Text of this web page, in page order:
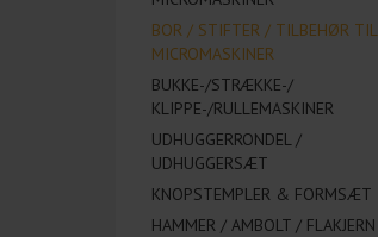
BOR / STIFTER / TILBEHØR TIL
MICROMASKINER
BUKKE-/STRÆKKE-/
KLIPPE-/RULLEMASKINER
UDHUGGERRONDEL /
UDHUGGERSÆT
KNOPSTEMPLER & FORMSÆT
HAMMER / AMBOLT / FLAKJERN